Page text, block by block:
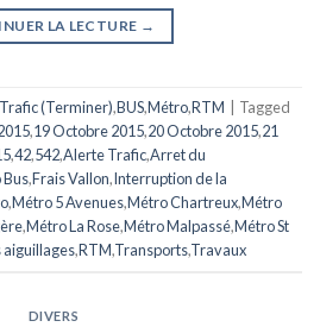
LA LECTURE →
(Terminer),BUS,Métro,RTM
Tagged
,19 Octobre 2015,20 Octobre 2015,21
,42,542,Alerte Trafic,Arret du
Bus,Frais Vallon,Interruption de la
,Métro 5 Avenues,Métro Chartreux,Métro
,Métro La Rose,Métro Malpassé,Métro St
aiguillages,RTM,Transports,Travaux
DIVERS